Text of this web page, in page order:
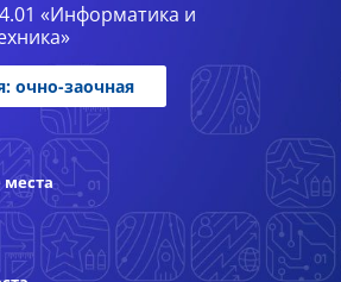
«Информатика и
очно-заочная